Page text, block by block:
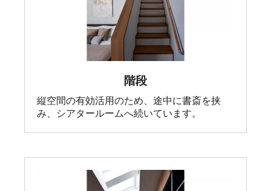
階段
縦空間の有効活用のため、途中に書斎を挟
み、シアタールームへ続いています。